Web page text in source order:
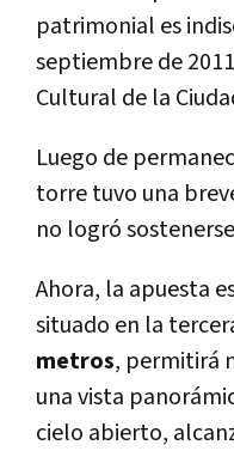
patrimonial es
septiembre de
Cultural de la
Luego de
torre tuvo una
no logró
Ahora, la apuesta
situado en la
metros, permitirá
una vista
cielo abierto,